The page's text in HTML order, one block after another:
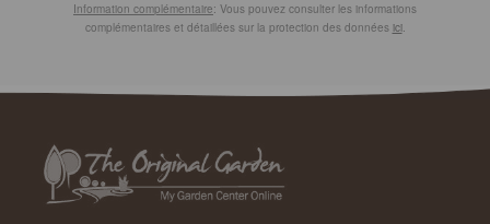
Information complémentaire: Vous pouvez consulter les informations
complémentaires et détaillées sur la protection des données ici.